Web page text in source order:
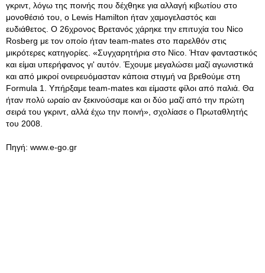
γκριντ, λόγω της ποινής που δέχθηκε για αλλαγή κιβωτίου στο
μονοθέσιό του, ο Lewis Hamilton ήταν χαμογελαστός και
ευδιάθετος. Ο 26χρονος Βρετανός χάρηκε την επιτυχία του Nico
Rosberg με τον οποίο ήταν team-mates στο παρελθόν στις
μικρότερες κατηγορίες. «Συγχαρητήρια στο Nico. Ήταν φανταστικός
και είμαι υπερήφανος γι' αυτόν. Έχουμε μεγαλώσει μαζί αγωνιστικά
και από μικροί ονειρευόμασταν κάποια στιγμή να βρεθούμε στη
Formula 1. Υπήρξαμε team-mates και είμαστε φίλοι από παλιά. Θα
ήταν πολύ ωραίο αν ξεκινούσαμε και οι δύο μαζί από την πρώτη
σειρά του γκριντ, αλλά έχω την ποινή», σχολίασε ο Πρωταθλητής
του 2008.
Πηγή: www.e-go.gr